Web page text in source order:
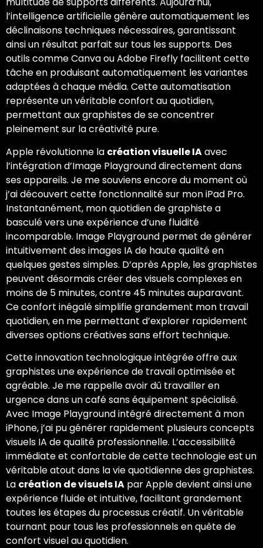
l’intelligence artificielle génère automatiquement les
déclinaisons techniques nécessaires, garantissant
ainsi un résultat parfait sur tous les supports. Des
outils comme Canva ou Adobe Firefly facilitent cette
tâche en produisant automatiquement les variantes
adaptées à chaque média. Cette automatisation
représente un véritable confort au quotidien,
permettant aux graphistes de se concentrer
pleinement sur la créativité pure.
Apple révolutionne la création visuelle IAavec
l’intégration d’Image Playground directement dans
ses appareils. Je me souviens encore du moment où
j’ai découvert cette fonctionnalité sur mon iPad Pro.
Instantanément, mon quotidien de graphiste a
basculé vers une expérience d’une fluidité
incomparable. Image Playground permet de générer
intuitivement des images IA de haute qualité en
quelques gestes simples. D’après Apple, les graphistes
peuvent désormais créer des visuels complexes en
moins de 5 minutes, contre 45 minutes auparavant.
Ce confort inégalé simplifie grandement mon travail
quotidien, en me permettant d’explorer rapidement
diverses options créatives sans effort technique.
Cette innovation technologique intégrée offre aux
graphistes une expérience de travail optimisée et
agréable. Je me rappelle avoir dû travailler en
urgence dans un café sans équipement spécialisé.
Avec Image Playground intégré directement à mon
iPhone, j’ai pu générer rapidement plusieurs concepts
visuels IA de qualité professionnelle. L’accessibilité
immédiate et confortable de cette technologie est un
véritable atout dans la vie quotidienne des graphistes.
La création de visuels IA par Apple devient ainsi une
expérience fluide et intuitive, facilitant grandement
toutes les étapes du processus créatif. Un véritable
tournant pour tous les professionnels en quête de
confort visuel au quotidien.